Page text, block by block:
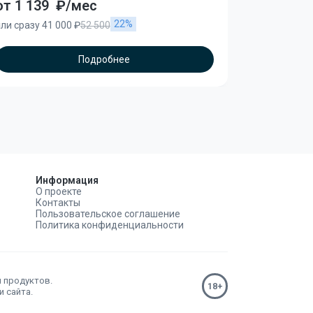
1 139 ₽/мес
сразу 41 000 ₽52 500 22%
Подробнее
Информация
О проекте
Контакты
Пользовательское соглашение
Политика конфиденциальности